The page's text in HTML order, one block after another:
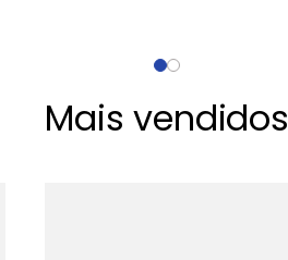
Mais vendidos